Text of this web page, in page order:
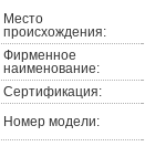
Место
происхождения:
Фирменное
наименование:
Сертификация:
Номер модели: